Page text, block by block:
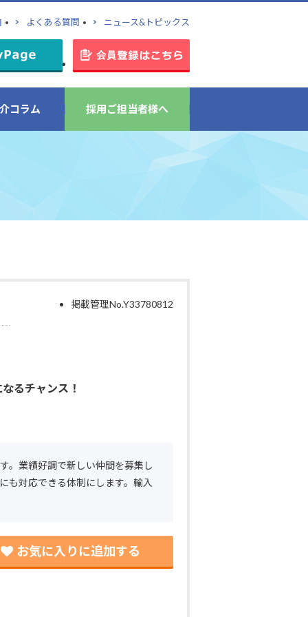
よくある質問 ニュース&トピックス
コラム 採用ご担当者様へ
掲載管理No.Y33780812
るチャンス！
。業績好調で新しい仲間を募集し
も対応できる体制にします。輸入
お気に入りに追加する